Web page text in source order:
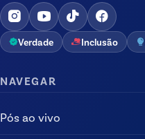
Verdade Inclusão
NAVEGAR
Pós ao vivo